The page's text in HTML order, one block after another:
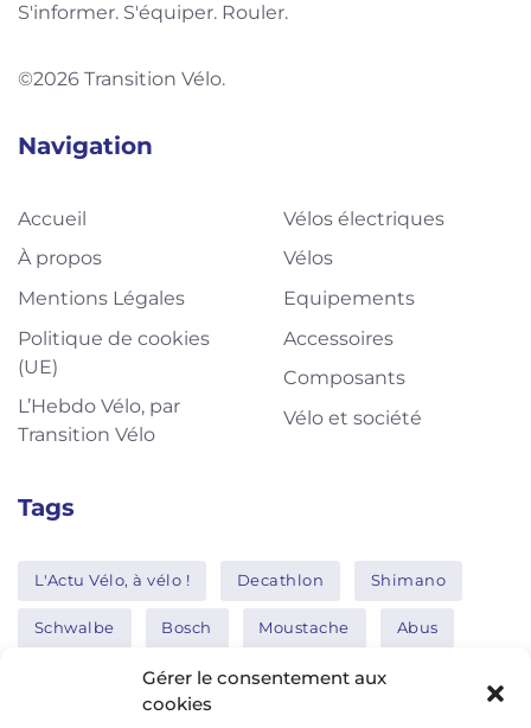
Gérer le consentement aux
cookies
S'informer. S'équiper. Rouler.
©2026 Transition Vélo.
Navigation
Accueil
À propos
Mentions Légales
Politique de cookies
(UE)
L’Hebdo Vélo, par
Transition Vélo
Vélos électriques
Vélos
Equipements
Accessoires
Composants
Vélo et société
Tags
L'Actu Vélo, à vélo ! Decathlon Shimano
Schwalbe Bosch Moustache Abus
Thule Nakamura